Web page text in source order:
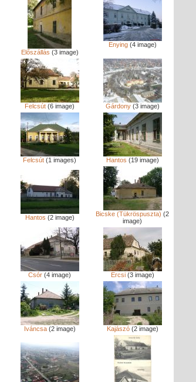
Előszállás (3 image)
Enying(4 image)
Felcsút (6 image) Gárdony(3 image)
Felcsút (1 images) Hantos (19 image)
Hantos (2 image) Bicske (Tükröspuszta) (2
image)
Csór (4 image) Ercsi(3 image)
Iváncsa(2 image) Kajászó(2 image)